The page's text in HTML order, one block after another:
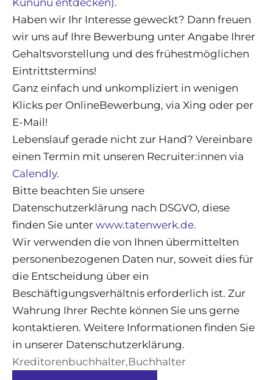
Kununu entdecken).
Haben wir Ihr Interesse geweckt? Dann freuen
wir uns auf Ihre Bewerbung unter Angabe Ihrer
Gehaltsvorstellung und des frühestmöglichen
Eintrittstermins!
Ganz einfach und unkompliziert in wenigen
Klicks per OnlineBewerbung, via Xing oder per
E-Mail!
Lebenslauf gerade nicht zur Hand? Vereinbare
einen Termin mit unseren Recruiter:innen via
Calendly.
Bitte beachten Sie unsere
Datenschutzerklärung nach DSGVO, diese
finden Sie unter www.tatenwerk.de.
Wir verwenden die von Ihnen übermittelten
personenbezogenen Daten nur, soweit dies für
die Entscheidung über ein
Beschäftigungsverhältnis erforderlich ist. Zur
Wahrung Ihrer Rechte können Sie uns gerne
kontaktieren. Weitere Informationen finden Sie
in unserer Datenschutzerklärung.
Kreditorenbuchhalter,Buchhalter